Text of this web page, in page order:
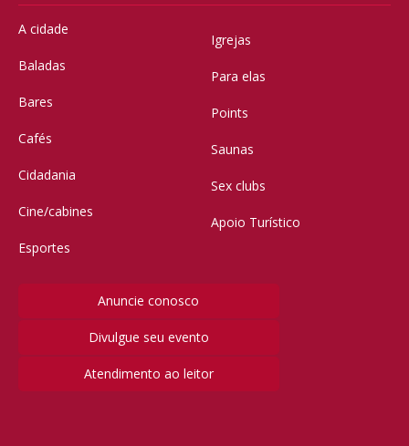
A cidade
Baladas
Bares
Cafés
Cidadania
Cine/cabines
Esportes
Igrejas
Para elas
Points
Saunas
Sex clubs
Apoio Turístico
Anuncie conosco
Divulgue seu evento
Atendimento ao leitor